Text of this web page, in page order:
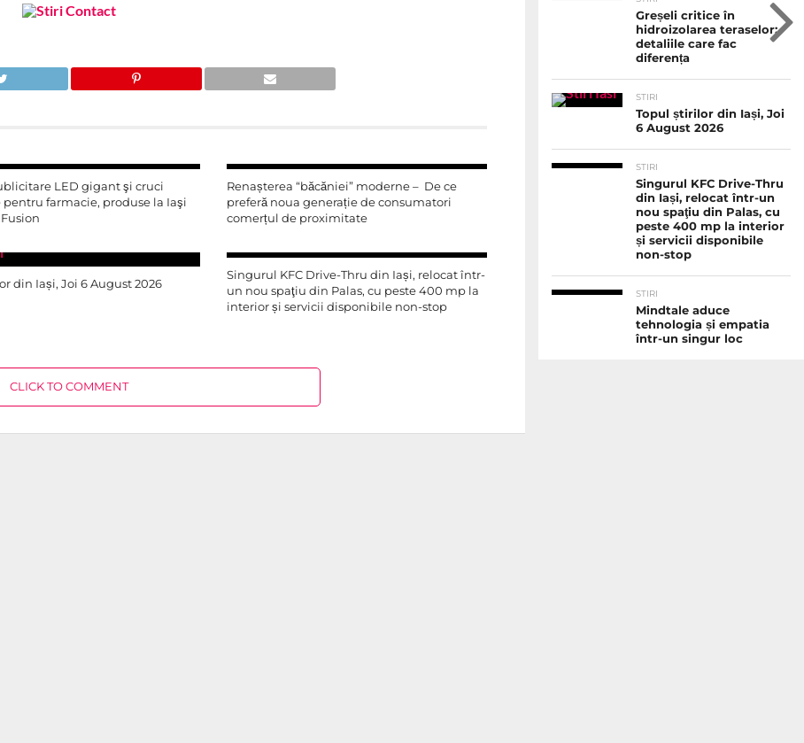
LED gigant şi cruci
farmacie, produse la Iaşi
Renașterea “băcăniei” moderne – De ce
preferă noua generație de consumatori
comerțul de proximitate
din Iași, Joi 6 August 2026
Singurul KFC Drive-Thru din Iași, relocat într-
un nou spaţiu din Palas, cu peste 400 mp la
interior și servicii disponibile non-stop
CLICK TO COMMENT
Greșeli critice în
hidroizolarea teraselor:
detaliile care fac
diferența
STIRI
Topul știrilor din Iași, Joi
6 August 2026
STIRI
Singurul KFC Drive-Thru
din Iași, relocat într-un
nou spaţiu din Palas, cu
peste 400 mp la interior
și servicii disponibile
non-stop
STIRI
Mindtale aduce
tehnologia și empatia
într-un singur loc